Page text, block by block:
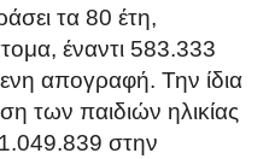
τα 80 έτη,
έναντι 583.333
απογραφή. Την ίδια
των παιδιών ηλικίας
στην